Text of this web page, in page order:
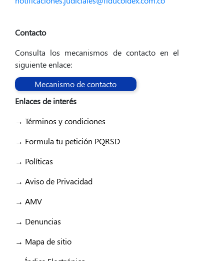
Contacto
Consulta los mecanismos de contacto en el
siguiente enlace:
Mecanismo de contacto
Enlaces de interés
→ Términos y condiciones
→ Formula tu petición PQRSD
→ Políticas
→ Aviso de Privacidad
→ AMV
→ Denuncias
→ Mapa de sitio